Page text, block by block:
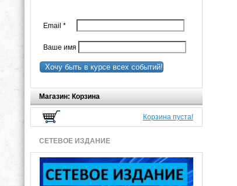
Email *
Ваше имя
Хочу быть в курсе всех событий!
Магазин: Корзина
Корзина пуста!
СЕТЕВОЕ ИЗДАНИЕ